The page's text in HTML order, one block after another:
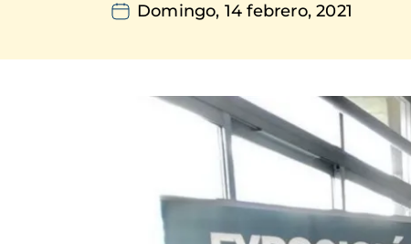
Domingo, 14 febrero, 2021